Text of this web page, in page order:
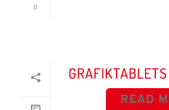
0
GRAFIKTABLETS
READ